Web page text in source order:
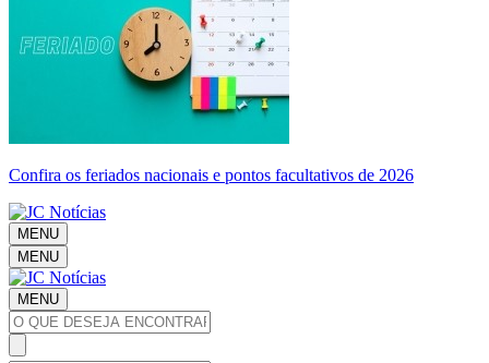
Confira os feriados nacionais e pontos facultativos de 2026
MENU
MENU
MENU